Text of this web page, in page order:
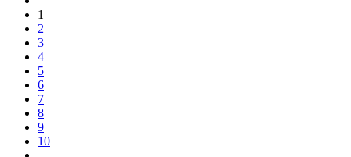
1
2
3
4
5
6
7
8
9
10